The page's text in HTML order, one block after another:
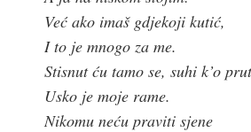
Već ako imaš gdjekoji kutić,
I to je mnogo za me.
Stisnut ću tamo se, suhi k’o
Usko je moje rame.
Nikomu neću praviti sjene